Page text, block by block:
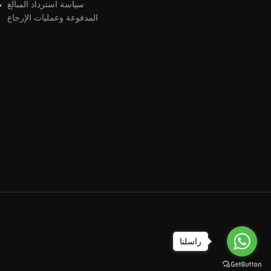
سياسة استرداد المبالغ
المدفوعة وعمليات الإرجاع
راسلنا